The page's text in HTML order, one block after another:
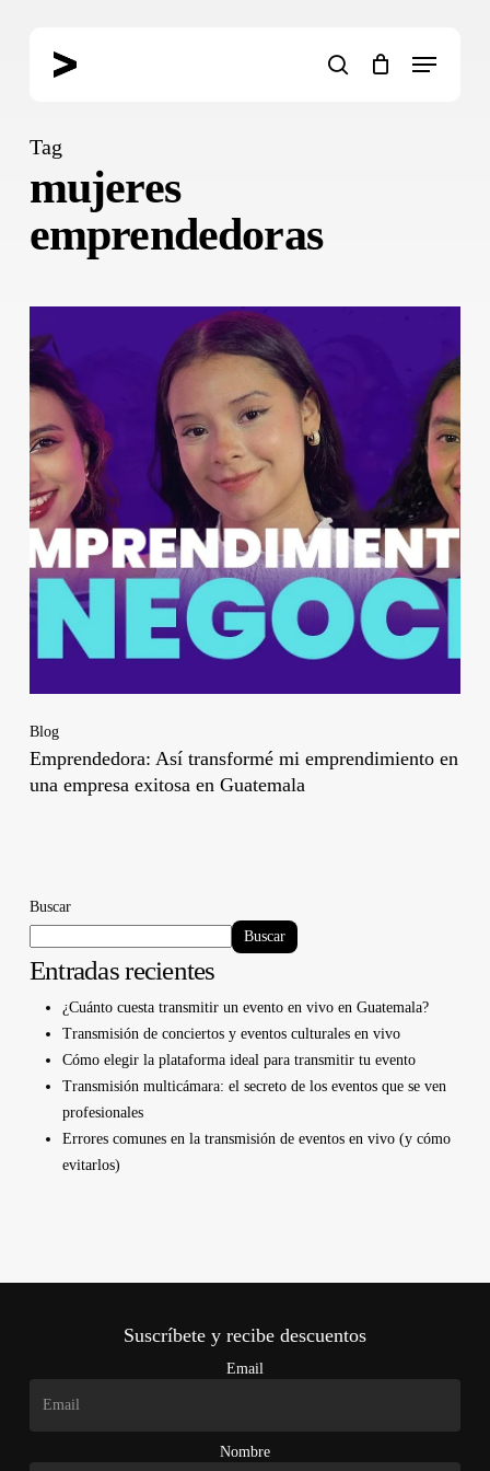
search
Menu
Tag
mujeres
emprendedoras
Blog
Emprendedora: Así transformé mi emprendimiento en
una empresa exitosa en Guatemala
Buscar
Buscar
Entradas recientes
¿Cuánto cuesta transmitir un evento en vivo en Guatemala?
Transmisión de conciertos y eventos culturales en vivo
Cómo elegir la plataforma ideal para transmitir tu evento
Transmisión multicámara: el secreto de los eventos que se ven
profesionales
Errores comunes en la transmisión de eventos en vivo (y cómo
evitarlos)
Suscríbete y recibe descuentos
Email
Nombre